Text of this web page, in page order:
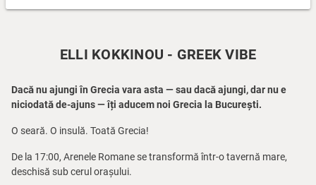
ELLI KOKKINOU - GREEK VIBE
Dacă nu ajungi în Grecia vara asta — sau dacă ajungi, dar nu e
niciodată de-ajuns — îți aducem noi Grecia la București.
O seară. O insulă. Toată Grecia!
De la 17:00, Arenele Romane se transformă într-o tavernă mare,
deschisă sub cerul orașului.